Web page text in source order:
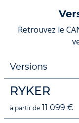
Retrouvez le
Versions
RYKER
à partir de 11 099 €